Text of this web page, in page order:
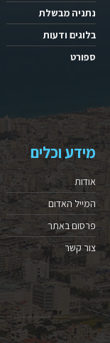
נתניה מבשלת
בלוגים ודעות
ספורט
מידע וכלים
אודות
המייל האדום
פרסום באתר
צור קשר